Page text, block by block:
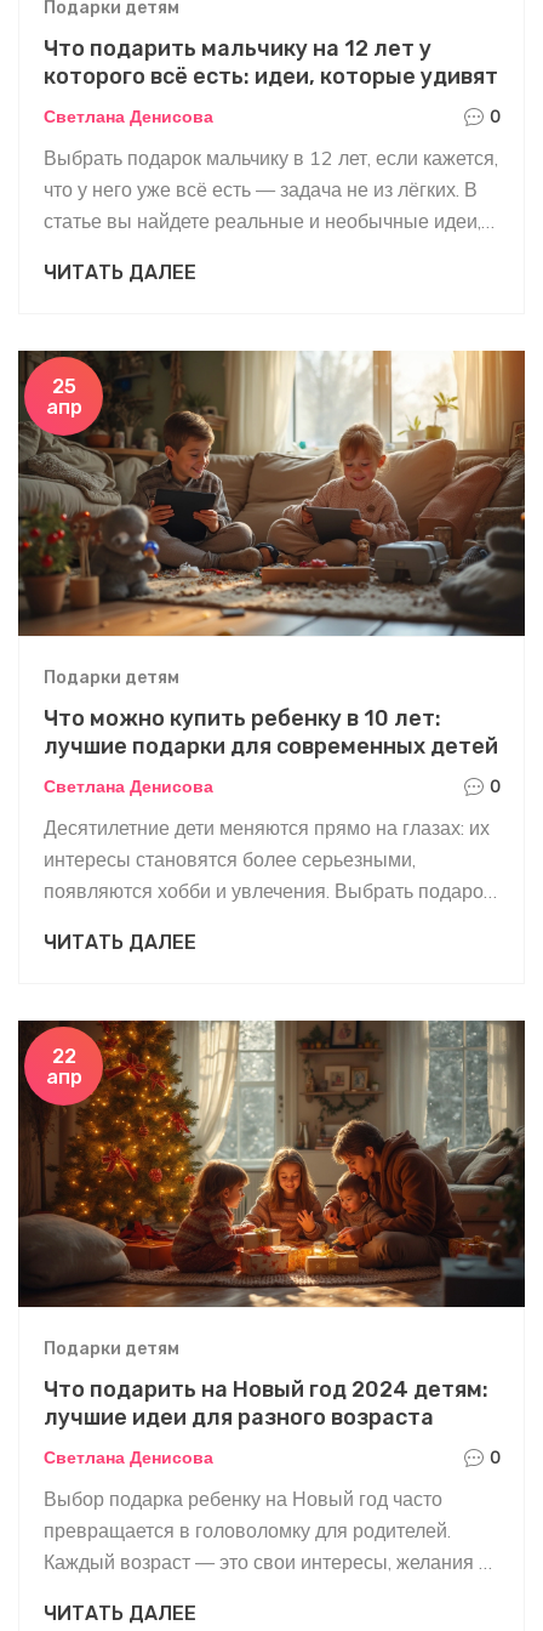
Подарки детям
Что подарить мальчику на 12 лет у
которого всё есть: идеи, которые удивят
Светлана Денисова 0
Выбрать подарок мальчику в 12 лет, если кажется,
что у него уже всё есть — задача не из лёгких. В
статье вы найдете реальные и необычные идеи,
Поговорим о том, как подарить не вещь, а эмоции
мне самой выбирать подарки для детей в
возрасте от 10 до 13 лет. Узнаете, на что
обращать внимание при выборе, чтобы подарок
не ушёл на полку.
ЧИТАТЬ ДАЛЕЕ
25
апр
Подарки детям
Что можно купить ребенку в 10 лет:
лучшие подарки для современных детей
Светлана Денисова 0
Десятилетние дети меняются прямо на глазах: их
интересы становятся более серьезными,
появляются хобби и увлечения. Выбрать подарок
не прогадать с выбором. В этой статье
на 10 лет, а также даются конкретные советы для
родителей и родственников. Современные
гаджеты, спортивные принадлежности, наборы
для творчества — всё это может по-настоящему
удивить и вдохновить ребенка. Читайте, чтобы
найти идею, которая подойдет именно вашему
ребенку.
ЧИТАТЬ ДАЛЕЕ
22
апр
Подарки детям
Что подарить на Новый год 2024 детям:
лучшие идеи для разного возраста
Светлана Денисова 0
Выбор подарка ребенку на Новый год часто
превращается в головоломку для родителей.
Каждый возраст — это свои интересы, желания и
советы и проверенные идеи: что дарить
ЧИТАТЬ ДАЛЕЕ